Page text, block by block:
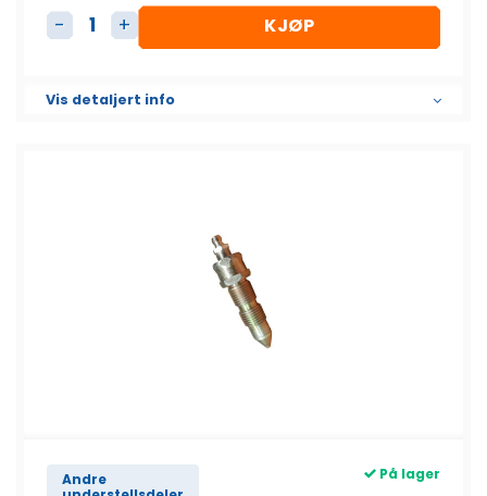
Fettnippel antall KJØP
Vis detaljert info
Andre
På lager